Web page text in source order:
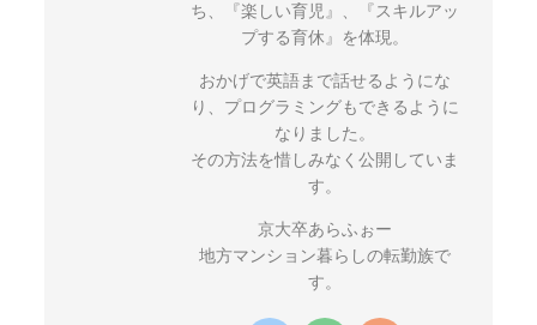
ち、『楽しい育児』、『スキルアッ
プする育休』を体現。
おかげで英語まで話せるようにな
り、プログラミングもできるように
なりました。
その方法を惜しみなく公開していま
す。
京大卒あらふぉー
地方マンション暮らしの転勤族で
す。